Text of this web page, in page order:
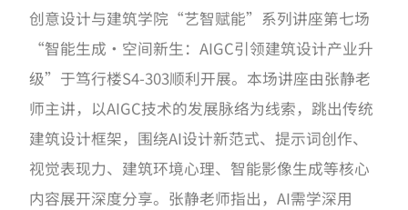
升级”讲座开展啦！
创意设计与建筑学院“艺智赋能”系列讲座第七场
“智能生成·空间新生：AIGC引领建筑设计产业升
级”于笃行楼S4-303顺利开展。本场讲座由张静老
师主讲，以AIGC技术的发展脉络为线索，跳出传统
建筑设计框架，围绕AI设计新范式、提示词创作、
视觉表现力、建筑环境心理、智能影像生成等核心
内容展开深度分享。张静老师指出，AI需学深用